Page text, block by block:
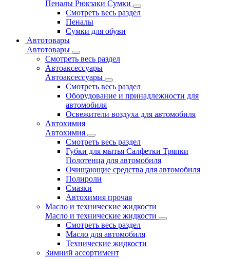
Пеналы Рюкзаки Сумки
Смотреть весь раздел
Пеналы
Сумки для обуви
Автотовары
Автотовары
Смотреть весь раздел
Автоаксессуары
Автоаксессуары
Смотреть весь раздел
Оборудование и принадлежности для
автомобиля
Освежители воздуха для автомобиля
Автохимия
Автохимия
Смотреть весь раздел
Губки для мытья Салфетки Тряпки
Полотенца для автомобиля
Очищающие средства для автомобиля
Полироли
Смазки
Автохимия прочая
Масло и технические жидкости
Масло и технические жидкости
Смотреть весь раздел
Масло для автомобиля
Технические жидкости
Зимний ассортимент